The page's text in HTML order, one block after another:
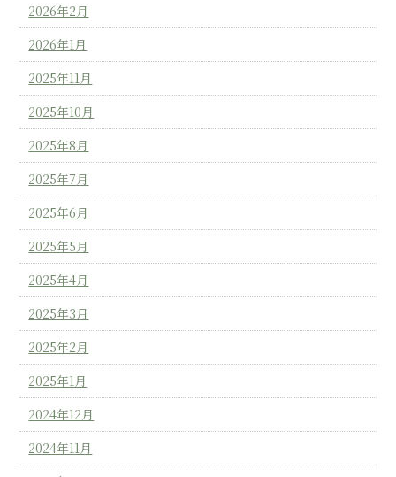
2026年2月
2026年1月
2025年11月
2025年10月
2025年8月
2025年7月
2025年6月
2025年5月
2025年4月
2025年3月
2025年2月
2025年1月
2024年12月
2024年11月